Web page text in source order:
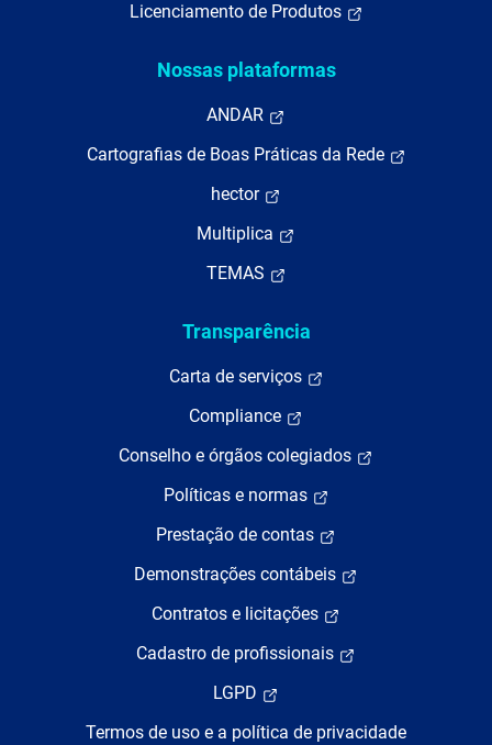
Licenciamento de Produtos
Nossas plataformas
ANDAR
Cartografias de Boas Práticas da Rede
hector
Multiplica
TEMAS
Transparência
Carta de serviços
Compliance
Conselho e órgãos colegiados
Políticas e normas
Prestação de contas
Demonstrações contábeis
Contratos e licitações
Cadastro de profissionais
LGPD
Termos de uso e a política de privacidade